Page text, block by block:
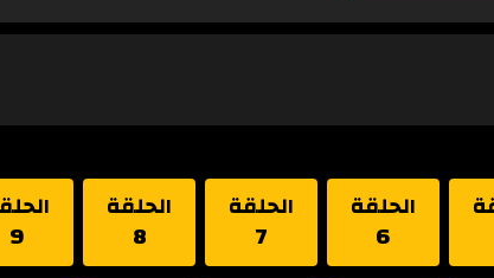
الحلقة
6
الحلقة
7
الحلقة
8
9